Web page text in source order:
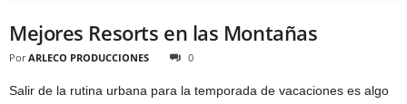
Mejores Resorts en las Montañas
Por ARLECO PRODUCCIONES 0
Salir de la rutina urbana para la temporada de vacaciones es algo